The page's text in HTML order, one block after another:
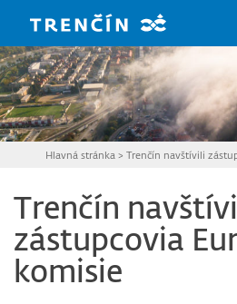
Hlavná stránka >Trenčín navštívili
Trenčín
zástupcovia
komisie